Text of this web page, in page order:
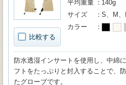
比較する
平均重量
140g
サイズ
S、M
カラー
防水透湿インサートを使用し、中綿
フトをたっぷりと封入することで、
たグローブです。